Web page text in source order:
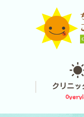
クリニ